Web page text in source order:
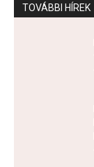
TOVÁBBI HÍREK